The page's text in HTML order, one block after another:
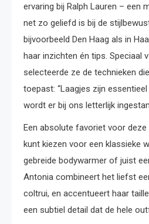
ervaring bij Ralph Lauren – een
net zo geliefd is bij de
bijvoorbeeld Den Haag als in
haar inzichten én tips. Speciaal
selecteerde ze de technieken
toepast: “Laagjes zijn essentieel
wordt er bij ons letterlijk
Een absolute favoriet voor deze
kunt kiezen voor een klassieke
gebreide bodywarmer of juist
Antonia combineert het liefst
coltrui, en accentueert haar
een subtiel detail dat de hele